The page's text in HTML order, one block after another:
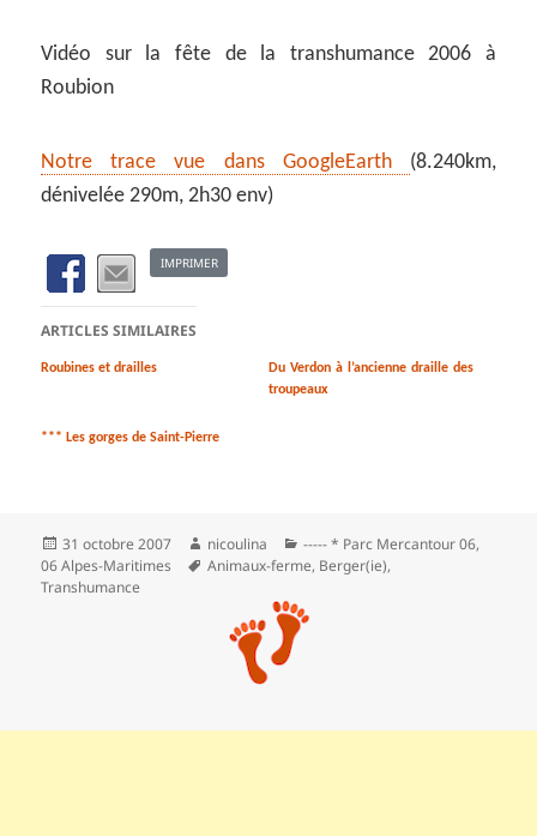
Vidéo sur la fête de la transhumance 2006 à
Roubion
Notre trace vue dans GoogleEarth (8.240km,
dénivelée 290m, 2h30 env)
IMPRIMER
ARTICLES SIMILAIRES
Roubines et drailles
Du Verdon à l’ancienne draille des
troupeaux
*** Les gorges de Saint-Pierre
Publié
le
31 octobre 2007 Auteur
nicoulina Catégories
----- * Parc Mercantour 06,
06 Alpes-Maritimes
Mots-
clés
Animaux-ferme, Berger(ie),
Transhumance